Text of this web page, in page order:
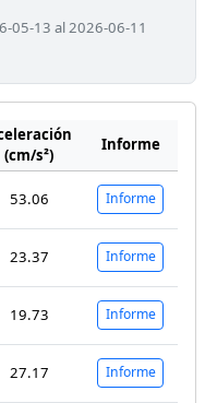
05-13 al 2026-06-11
(cm/s²)
Informe
53.06 Informe
23.37 Informe
19.73 Informe
27.17 Informe